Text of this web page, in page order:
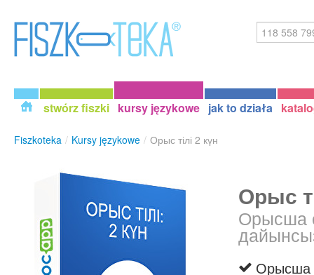
stwórz fiszki kursy językowe jak to działa
Fiszkoteka / Kursy językowe / Орыс тілі 2 күн
Орыс
Орысша
Орысша